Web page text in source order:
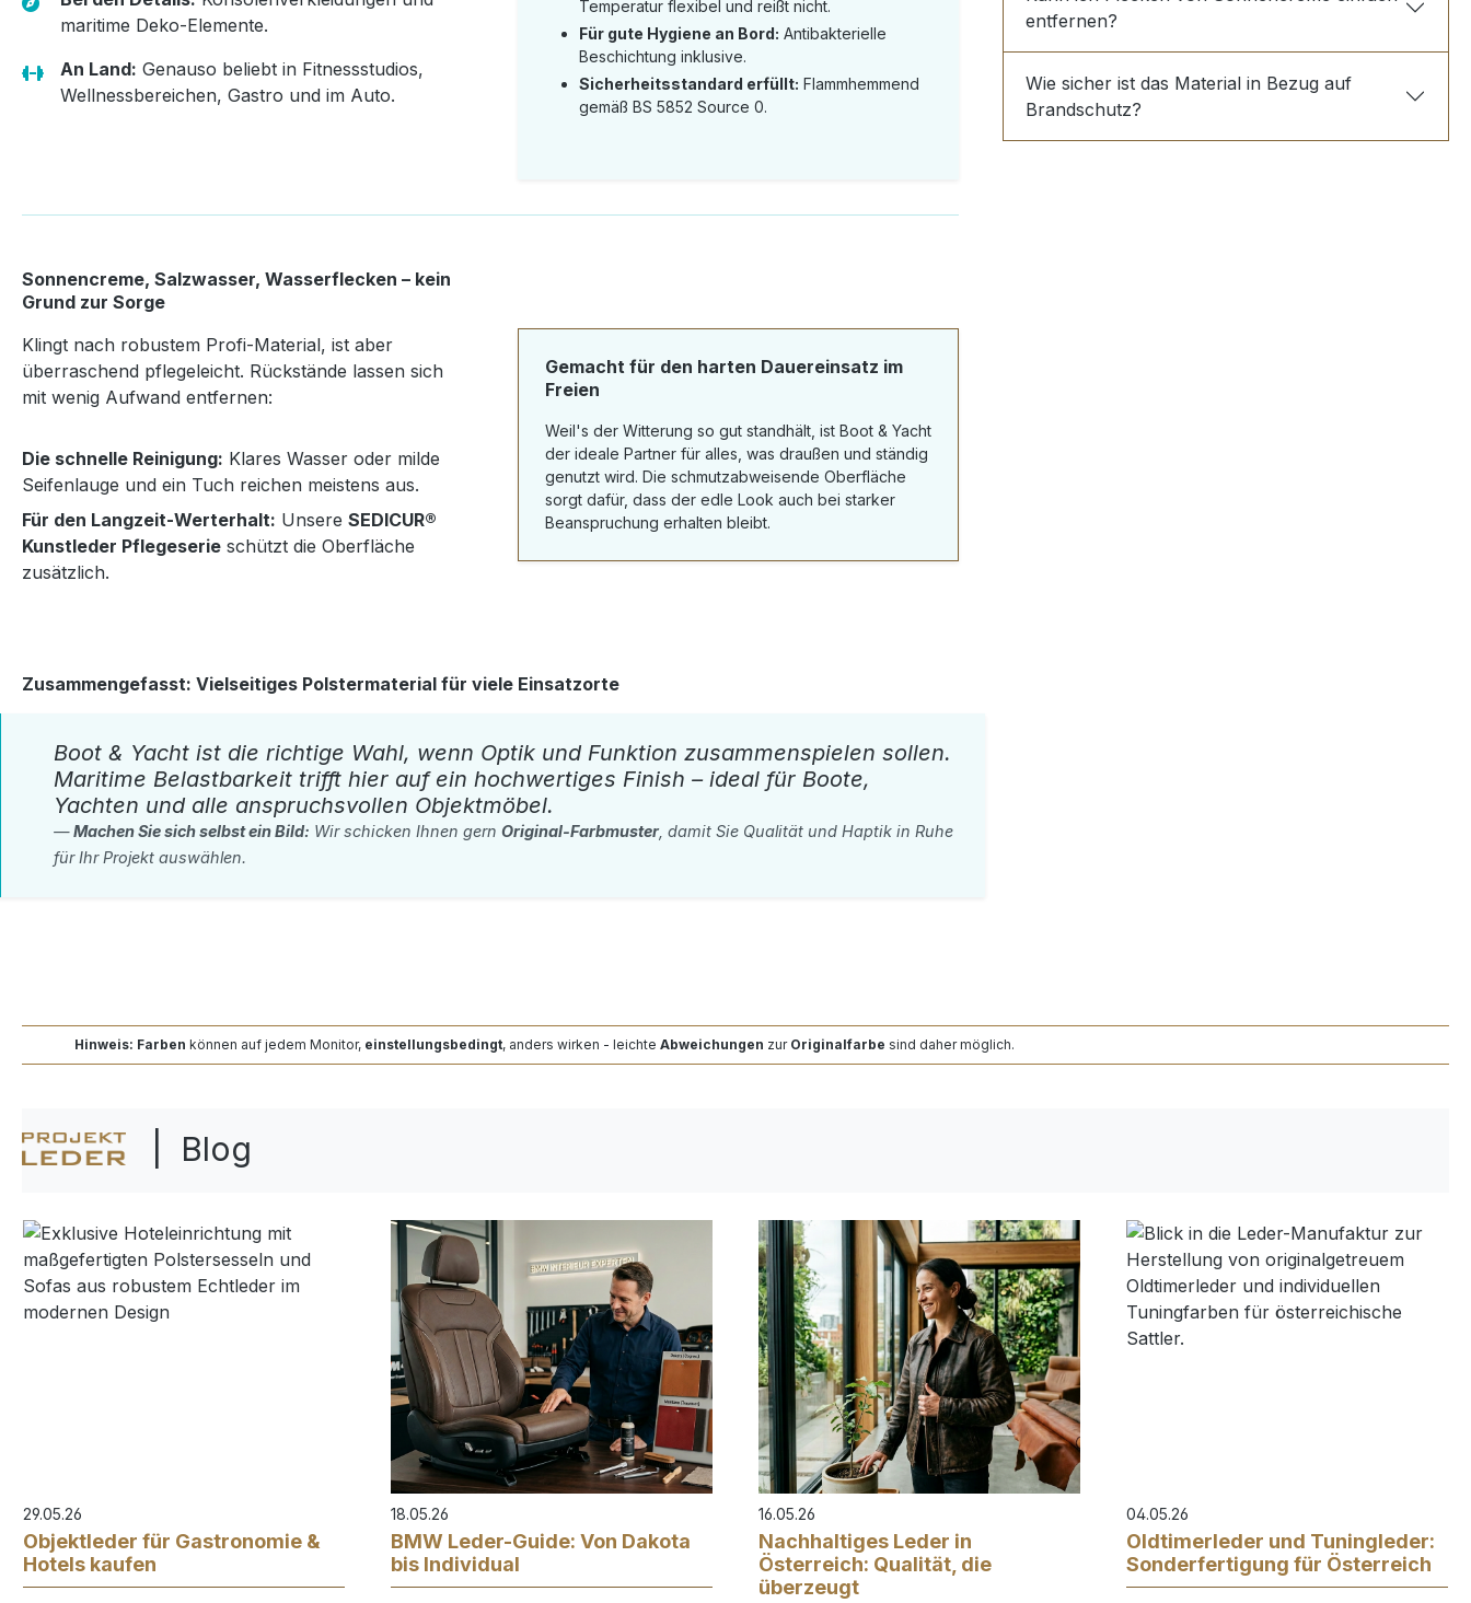
maritime Deko-Elemente.
An Land: Genauso beliebt in Fitnessstudios,
Wellnessbereichen, Gastro und im Auto.
Temperatur flexibel und reißt nicht.
Für gute Hygiene an Bord: Antibakterielle
Beschichtung inklusive.
Sicherheitsstandard erfüllt: Flammhemmend
gemäß BS 5852 Source 0.
Sonnencreme, Salzwasser, Wasserflecken – kein
Grund zur Sorge
Klingt nach robustem Profi-Material, ist aber
überraschend pflegeleicht. Rückstände lassen sich
mit wenig Aufwand entfernen:
Die schnelle Reinigung: Klares Wasser oder milde
Seifenlauge und ein Tuch reichen meistens aus.
Für den Langzeit-Werterhalt: Unsere SEDICUR®
Kunstleder Pflegeserie schützt die Oberfläche
zusätzlich.
Gemacht für den harten Dauereinsatz im
Freien
Weil's der Witterung so gut standhält, ist Boot & Yacht
der ideale Partner für alles, was draußen und ständig
genutzt wird. Die schmutzabweisende Oberfläche
sorgt dafür, dass der edle Look auch bei starker
Beanspruchung erhalten bleibt.
Zusammengefasst: Vielseitiges Polstermaterial für viele Einsatzorte
Boot & Yacht ist die richtige Wahl, wenn Optik und Funktion zusammenspielen sollen.
Maritime Belastbarkeit trifft hier auf ein hochwertiges Finish – ideal für Boote,
Yachten und alle anspruchsvollen Objektmöbel.
Machen Sie sich selbst ein Bild: Wir schicken Ihnen gern Original-Farbmuster, damit Sie Qualität und Haptik in Ruhe
für Ihr Projekt auswählen.
entfernen?
Wie sicher ist das Material in Bezug auf
Brandschutz?
Hinweis: Farben können auf jedem Monitor, einstellungsbedingt, anders wirken - leichte Abweichungen zur Originalfarbe sind daher möglich.
| Blog
29.05.26
Objektleder für Gastronomie &
Hotels kaufen
18.05.26
BMW Leder-Guide: Von Dakota
bis Individual
16.05.26
Nachhaltiges Leder in
Österreich: Qualität, die
überzeugt
04.05.26
Oldtimerleder und Tuningleder:
Sonderfertigung für Österreich